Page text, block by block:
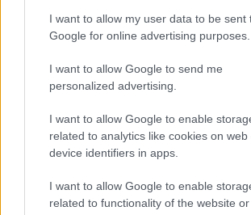
I want to allow my user data to be sent
Google for online advertising purposes.
I want to allow Google to send me
personalized advertising.
I want to allow Google to enable
related to analytics like cookies on web
device identifiers in apps.
I want to allow Google to enable
related to functionality of the website or
Anna
SM...
28.0
09
HEMARTI
KKELARK
IV -
SK
12.0
08
HEMARTI
KKELARK
IV -
SK
10 SK